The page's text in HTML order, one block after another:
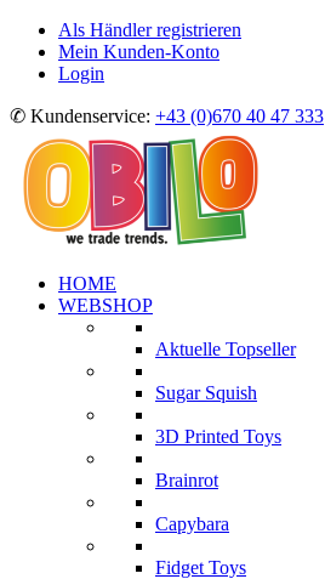
Als Händler registrieren
Mein Kunden-Konto
Login
✆ Kundenservice: +43 (0)670 40 47 333
HOME
WEBSHOP
Aktuelle Topseller
Sugar Squish
3D Printed Toys
Brainrot
Capybara
Fidget Toys